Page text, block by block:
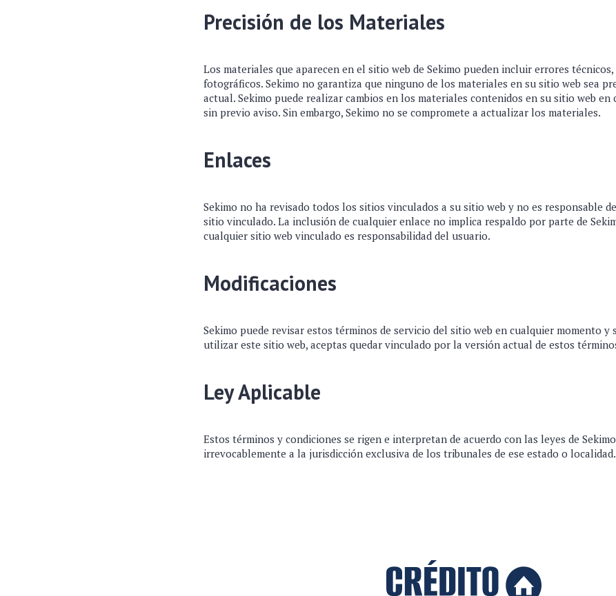
Precisión de los Materiales
Los materiales que aparecen en el sitio web de Sekimo pueden incluir errores
fotográficos. Sekimo no garantiza que ninguno de los materiales en su sitio web sea
actual. Sekimo puede realizar cambios en los materiales contenidos en su sitio web
sin previo aviso. Sin embargo, Sekimo no se compromete a actualizar los materiales.
Enlaces
Sekimo no ha revisado todos los sitios vinculados a su sitio web y no es responsable
sitio vinculado. La inclusión de cualquier enlace no implica respaldo por parte de
cualquier sitio web vinculado es responsabilidad del usuario.
Modificaciones
Sekimo puede revisar estos términos de servicio del sitio web en cualquier momento y
utilizar este sitio web, aceptas quedar vinculado por la versión actual de estos
Ley Aplicable
Estos términos y condiciones se rigen e interpretan de acuerdo con las leyes de
irrevocablemente a la jurisdicción exclusiva de los tribunales de ese estado o localidad.